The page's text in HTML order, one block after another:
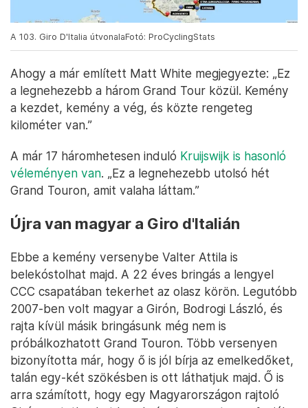
A 103. Giro D'Italia útvonalaFotó: ProCyclingStats
Ahogy a már említett Matt White megjegyezte: „Ez
a legnehezebb a három Grand Tour közül. Kemény
a kezdet, kemény a vég, és közte rengeteg
kilométer van.”
A már 17 háromhetesen induló Kruijswijk is hasonló
véleményen van. „Ez a legnehezebb utolsó hét
Grand Touron, amit valaha láttam.”
Újra van magyar a Giro d'Italián
Ebbe a kemény versenybe Valter Attila is
belekóstolhat majd. A 22 éves bringás a lengyel
CCC csapatában tekerhet az olasz körön. Legutóbb
2007-ben volt magyar a Girón, Bodrogi László, és
rajta kívül másik bringásunk még nem is
próbálkozhatott Grand Touron. Több versenyen
bizonyította már, hogy ő is jól bírja az emelkedőket,
talán egy-két szökésben is ott láthatjuk majd. Ő is
arra számított, hogy egy Magyarországon rajtoló